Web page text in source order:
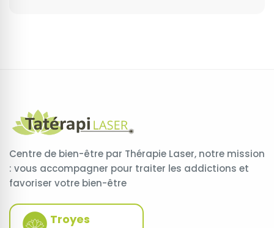
Centre de bien-être par Thérapie Laser, notre mission
: vous accompagner pour traiter les addictions et
favoriser votre bien-être
Troyes